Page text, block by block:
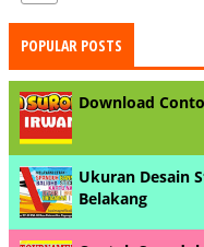
POPULAR POSTS
Download
Ukuran Desain
Belakang